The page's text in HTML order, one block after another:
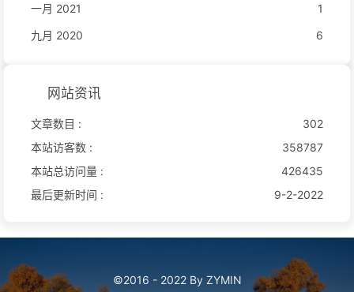
一月 2021
1
九月 2020
6
网站资讯
文章数目 :
302
本站访客数 :
358787
本站总访问量 :
426435
最后更新时间 :
9-2-2022
©2016 - 2022 By ZYMIN